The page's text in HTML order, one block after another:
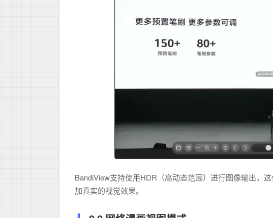
BandiView支持使用HDR（高动态范围）进行图像输出，
加真实的视觉效果。